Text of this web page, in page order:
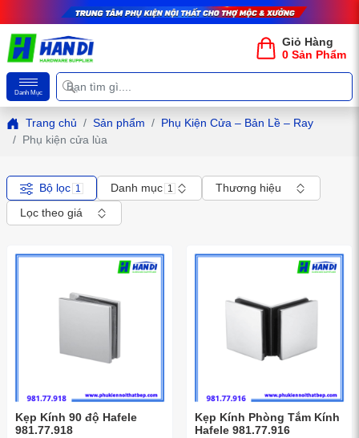
Giỏ Hàng
0 Sản Phẩm
Danh Mục
Trang chủ Sản phẩm
Phụ Kiện Cửa – Bản Lề – Ray
Phụ kiện cửa lùa
Bộ lọc 1 Danh mục 1
Thương hiệu
Lọc theo giá
Kẹp Kính 90 độ Hafele
981.77.918
Kẹp Kính Phòng Tắm Kính
Hafele 981.77.916